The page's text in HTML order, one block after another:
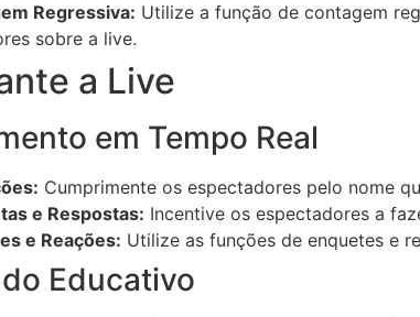
Regressiva: Utilize a função de contagem
sobre a live.
a Live
em Tempo Real
Cumprimente os espectadores pelo nome
e Respostas: Incentive os espectadores a
e Reações: Utilize as funções de enquetes e
Educativo